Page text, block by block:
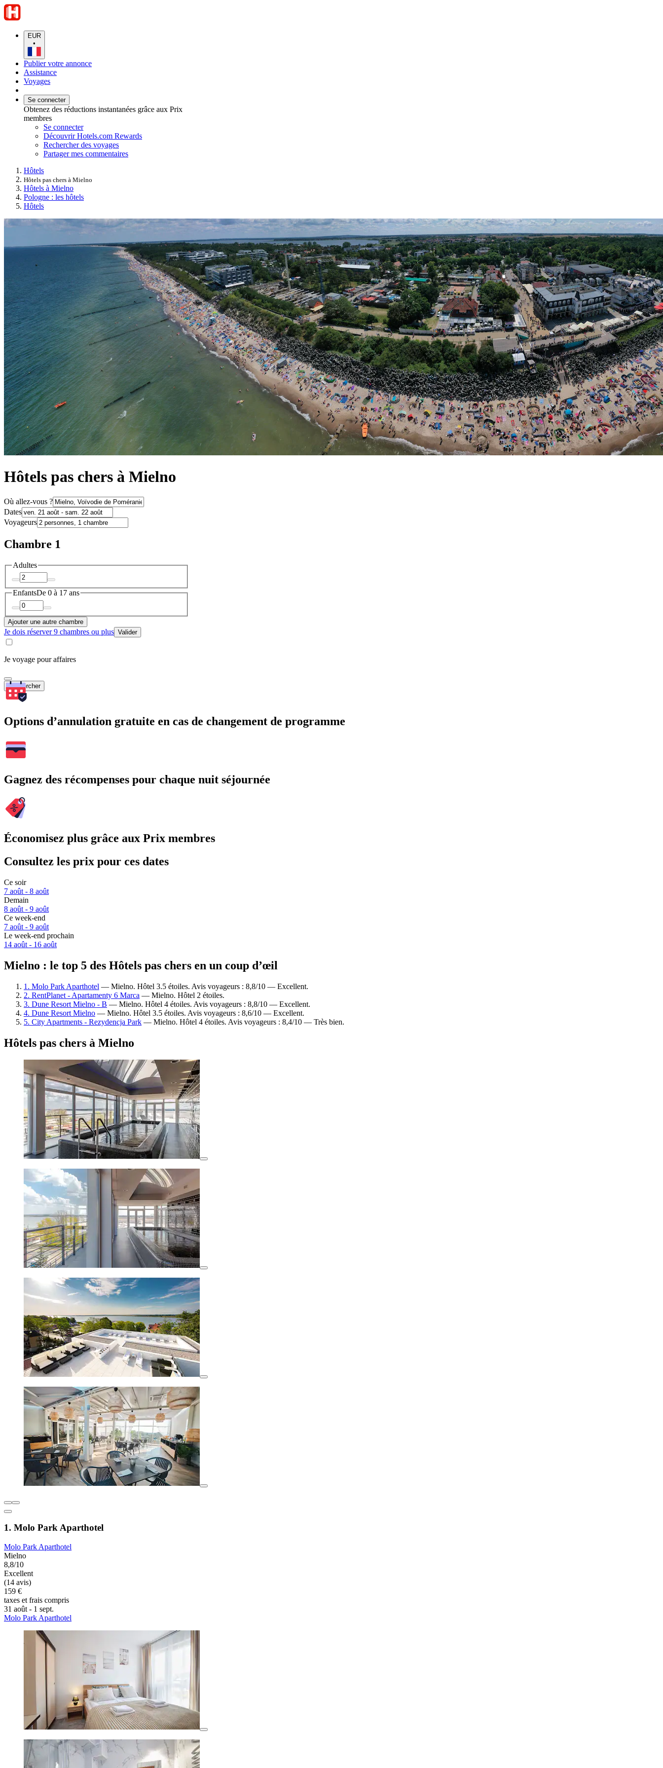
EUR
•
Publier votre annonce
Assistance
Voyages
Se connecter
Obtenez des réductions instantanées grâce aux Prix
membres
Se connecter
Découvrir Hotels.com Rewards
Rechercher des voyages
Partager mes commentaires
Hôtels
Hôtels pas chers à Mielno
Hôtels à Mielno
Pologne : les hôtels
Hôtels
Hôtels pas chers à Mielno
Où allez-vous ?
Dates
Voyageurs
Chambre 1
Adultes
EnfantsDe 0 à 17 ans
Ajouter une autre chambre
Je dois réserver 9 chambres ou plus Valider
Je voyage pour affaires
Rechercher
Options d’annulation gratuite en cas de changement de programme
Gagnez des récompenses pour chaque nuit séjournée
Économisez plus grâce aux Prix membres
Consultez les prix pour ces dates
Ce soir
7 août - 8 août
Demain
8 août - 9 août
Ce week-end
7 août - 9 août
Le week-end prochain
14 août - 16 août
Mielno : le top 5 des Hôtels pas chers en un coup d’œil
1. Molo Park Aparthotel — Mielno. Hôtel 3.5 étoiles. Avis voyageurs : 8,8/10 — Excellent.
2. RentPlanet - Apartamenty 6 Marca — Mielno. Hôtel 2 étoiles.
3. Dune Resort Mielno - B — Mielno. Hôtel 4 étoiles. Avis voyageurs : 8,8/10 — Excellent.
4. Dune Resort Mielno — Mielno. Hôtel 3.5 étoiles. Avis voyageurs : 8,6/10 — Excellent.
5. City Apartments - Rezydencja Park — Mielno. Hôtel 4 étoiles. Avis voyageurs : 8,4/10 — Très bien.
Hôtels pas chers à Mielno
1. Molo Park Aparthotel
Molo Park Aparthotel
Mielno
8,8/10
Excellent
(14 avis)
159 €
taxes et frais compris
31 août - 1 sept.
Molo Park Aparthotel